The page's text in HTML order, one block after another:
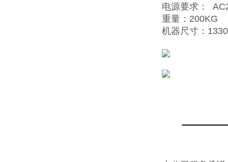
电源要求：
重量：200KG
机器尺寸：